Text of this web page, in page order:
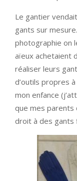
Le gantier
gants sur
photographie on
aïeux achetaient
réaliser leurs
d’outils propres
mon enfance
que mes parents
droit à des gants